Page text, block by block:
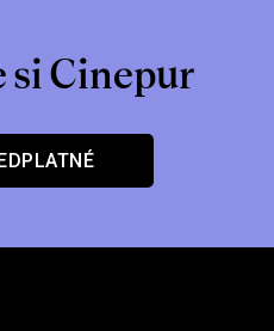
si Cinepur